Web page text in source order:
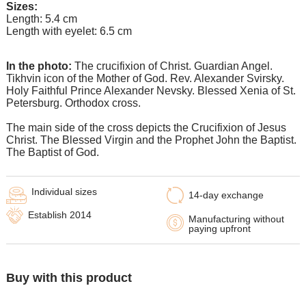
Sizes:
Length: 5.4 cm
Length with eyelet: 6.5 cm
In the photo: The crucifixion of Christ. Guardian Angel.
Tikhvin icon of the Mother of God. Rev. Alexander Svirsky.
Holy Faithful Prince Alexander Nevsky. Blessed Xenia of St.
Petersburg. Orthodox cross.
The main side of the cross depicts the Crucifixion of Jesus
Christ. The Blessed Virgin and the Prophet John the Baptist.
The Baptist of God.
14-day exchange
Manufacturing without
paying upfront
Individual sizes
Establish 2014
Buy with this product